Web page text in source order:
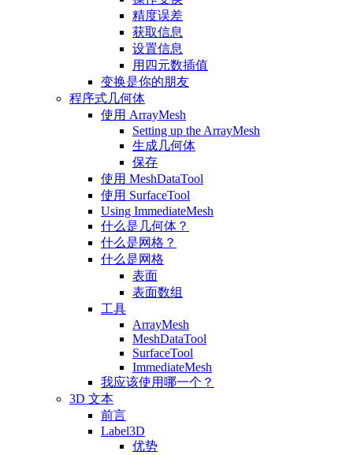
精度误差
获取信息
设置信息
用四元数插值
变换是你的朋友
程序式几何体
使用 ArrayMesh
Setting up the ArrayMesh
生成几何体
保存
使用 MeshDataTool
使用 SurfaceTool
Using ImmediateMesh
什么是几何体？
什么是网格？
什么是网格
表面
表面数组
工具
ArrayMesh
MeshDataTool
SurfaceTool
ImmediateMesh
我应该使用哪一个？
3D 文本
前言
Label3D
优势